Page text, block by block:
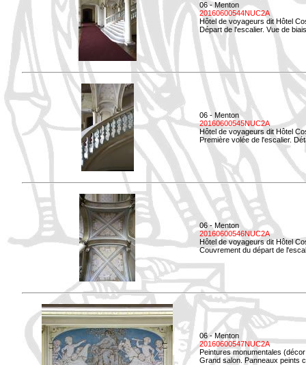
06 - Menton
20160600544NUC2A
Hôtel de voyageurs dit Hôtel
Départ de l'escalier. Vue de
06 - Menton
20160600545NUC2A
Hôtel de voyageurs dit Hôtel
Première volée de l'escalier.
06 - Menton
20160600546NUC2A
Hôtel de voyageurs dit Hôtel
Couvrement du départ de
06 - Menton
20160600547NUC2A
Peintures monumentales
Grand salon. Panneaux peints